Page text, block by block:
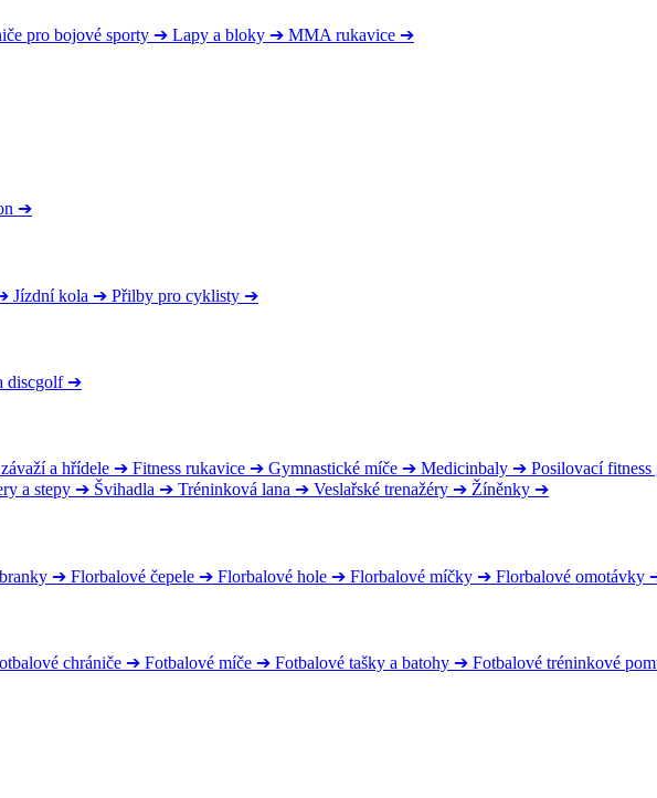
pro bojové sporty ➔ Lapy a bloky ➔ MMA rukavice ➔
➔
Jízdní kola ➔ Přilby pro cyklisty ➔
discgolf ➔
a hřídele ➔ Fitness rukavice ➔ Gymnastické míče ➔ Medicinbaly ➔ Posilovací fitness
a stepy ➔ Švihadla ➔ Tréninková lana ➔ Veslařské trenažéry ➔ Žíněnky ➔
➔ Florbalové čepele ➔ Florbalové hole ➔ Florbalové míčky ➔ Florbalové omotávky
chrániče ➔ Fotbalové míče ➔ Fotbalové tašky a batohy ➔ Fotbalové tréninkové